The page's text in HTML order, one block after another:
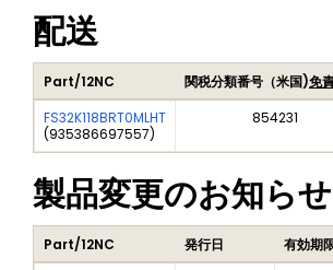
配送
Part/12NC 関税分類番号（米国)免
FS32K118BRT0MLHT
(935386697557)
854231
製品変更のお知らせ
Part/12NC 発行日 有効期